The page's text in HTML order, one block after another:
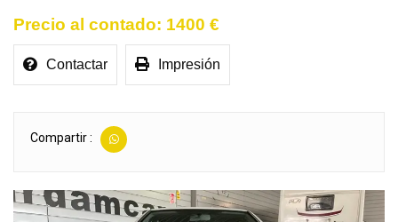
1400 €
Contactar Impresión
Compartir :